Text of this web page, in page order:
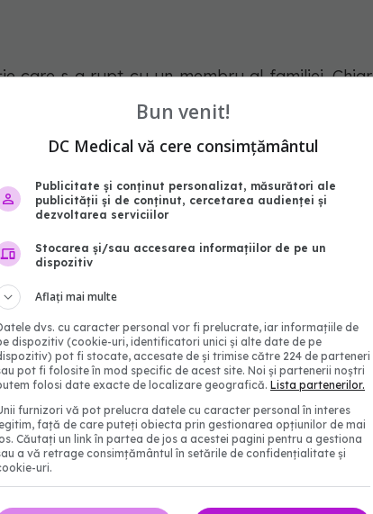
care s-a rupt cu un membru al familiei. Chiar
să apelaţi la ajutorul unui alt membru al
din inimă acest lucru.
AICI.
Bun venit!
DC Medical vă cere consimțământul
Publicitate și conținut personalizat, măsurători ale
publicității și de conținut, cercetarea audienței și
dezvoltarea serviciilor
Stocarea și/sau accesarea informațiilor de pe un
dispozitiv
Aflați mai multe
dvs. cu caracter personal vor fi prelucrate, iar informațiile de
dispozitiv (cookie-uri, identificatori unici și alte date de pe
pot fi stocate, accesate de și trimise către 224 de parteneri
pot fi folosite în mod specific de acest site. Noi și partenerii noștri
folosi date exacte de localizare geografică. Lista partenerilor.
furnizori vă pot prelucra datele cu caracter personal în interes
față de care puteți obiecta prin gestionarea opțiunilor de mai
Căutați un link în partea de jos a acestei pagini pentru a gestiona
a vă retrage consimțământul în setările de confidențialitate și
uri.